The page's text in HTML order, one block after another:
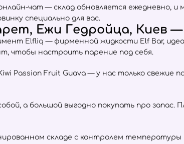
чат — склад обновляется ежедневно, и
специально для вас.
Ежи Гедройца, Киев —
Elfliq — фирменной жидкости Elf Bar,
чтобы настроить парение под себя.
Passion Fruit Guava — у нас только свежие
а большой выгодно покупать про
складе с контролем